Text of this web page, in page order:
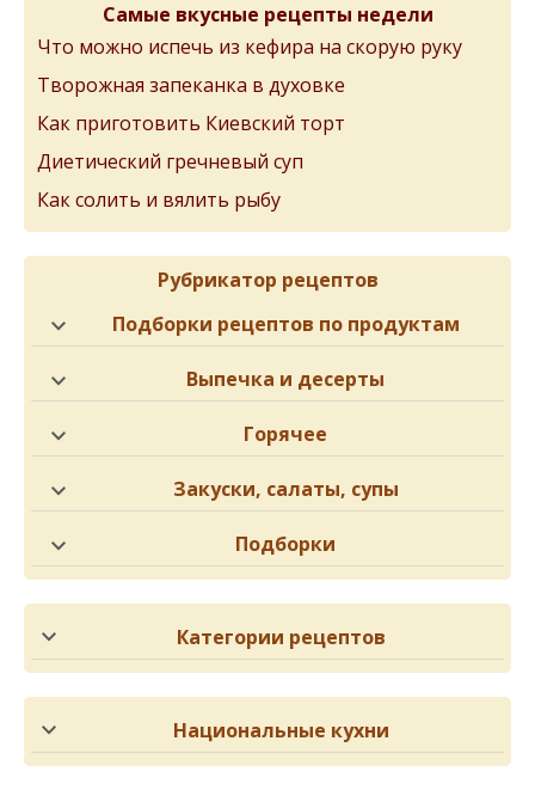
Самые вкусные рецепты недели
Что можно испечь из кефира на скорую руку
Творожная запеканка в духовке
Как приготовить Киевский торт
Диетический гречневый суп
Как солить и вялить рыбу
Рубрикатор рецептов
Подборки рецептов по продуктам
Выпечка и десерты
Горячее
Закуски, салаты, супы
Подборки
Категории рецептов
Национальные кухни